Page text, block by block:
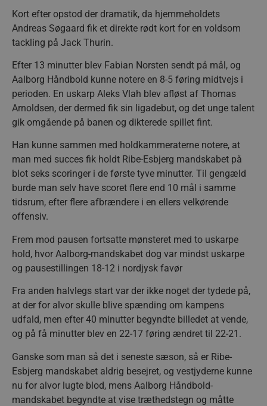
Kort efter opstod der dramatik, da hjemmeholdets
Andreas Søgaard fik et direkte rødt kort for en voldsom
tackling på Jack Thurin.
Efter 13 minutter blev Fabian Norsten sendt på mål, og
Aalborg Håndbold kunne notere en 8-5 føring midtvejs i
perioden. En uskarp Aleks Vlah blev afløst af Thomas
Arnoldsen, der dermed fik sin ligadebut, og det unge talent
gik omgående på banen og dikterede spillet fint.
Han kunne sammen med holdkammeraterne notere, at
man med succes fik holdt Ribe-Esbjerg mandskabet på
blot seks scoringer i de første tyve minutter. Til gengæld
burde man selv have scoret flere end 10 mål i samme
tidsrum, efter flere afbrændere i en ellers velkørende
offensiv.
Frem mod pausen fortsatte mønsteret med to uskarpe
hold, hvor Aalborg-mandskabet dog var mindst uskarpe
og pausestillingen 18-12 i nordjysk favør
Fra anden halvlegs start var der ikke noget der tydede på,
at der for alvor skulle blive spænding om kampens
udfald, men efter 40 minutter begyndte billedet at vende,
og på få minutter blev en 22-17 føring ændret til 22-21.
Ganske som man så det i seneste sæson, så er Ribe-
Esbjerg mandskabet aldrig besejret, og vestjyderne kunne
nu for alvor lugte blod, mens Aalborg Håndbold-
mandskabet begyndte at vise træthedstegn og måtte